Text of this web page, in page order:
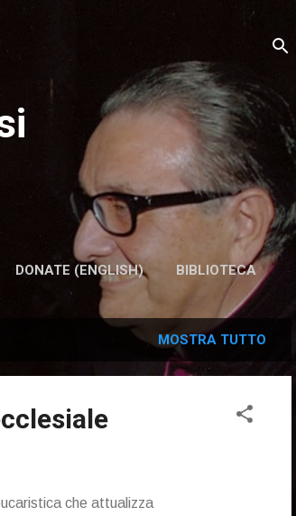
DONATE (ENGLISH) BIBLIOTECA
MOSTRA TUTTO
che attualizza